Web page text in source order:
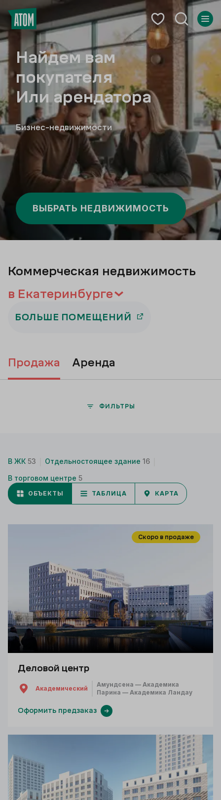
ПРОЕКТЕ
Найдем вам
покупателя
Или арендатора
Бизнес-недвижимости
ВЫБРАТЬ НЕДВИЖИМОСТЬ
Аренда
здания
В центре
ПОДРОБНЕЕ
Коммерческая недвижимость
в Екатеринбурге
БОЛЬШЕ ПОМЕЩЕНИЙ
Подбор
продажа аренда
ФИЛЬТРЫ
В ЖК 53 Отдельностоящее здание 16
В торговом центре 5
ОБЪЕКТЫ ТАБЛИЦА КАРТА
Скоро в продаже
Деловой центр
Академический
Амундсена — Академика
Парина — Академика Ландау
Оформить предзаказ